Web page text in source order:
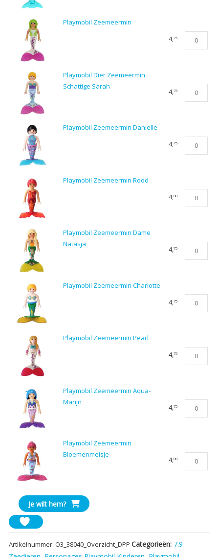
aantal
Playmobil
Playmobil Zeemeermin
4,75
Playmobil
Dier
aantal
Playmobil Dier Zeemeermin
Schattige Sarah
4,75
Playmobil
Playmobil Zeemeermin Danielle
4,75
Playmobil
Playmobil Zeemeermin Rood
4,00
Playmobil
Playmobil Zeemeermin Dame
Natasja
4,75
Playmobil
Playmobil Zeemeermin Charlotte
4,75
Playmobil
Playmobil Zeemeermin Pearl
4,75
Playmobil
Playmobil Zeemeermin Aqua-
Marijn
4,75
Playmobil
Playmobil Zeemeermin
Bloemenmeisje
4,00
Je wilt hem?
Artikelnummer: O3_38040_Overzicht_DPP Categorieën: 7.9